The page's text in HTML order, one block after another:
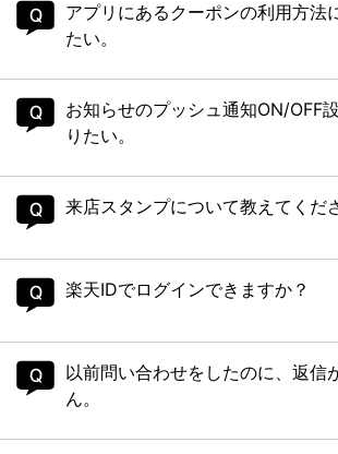
アプリにあるクーポンの利用方法
たい。
お知らせのプッシュ通知ON/OFF
りたい。
来店スタンプについて教えてくだ
楽天IDでログインできますか？
以前問い合わせをしたのに、返信
ん。